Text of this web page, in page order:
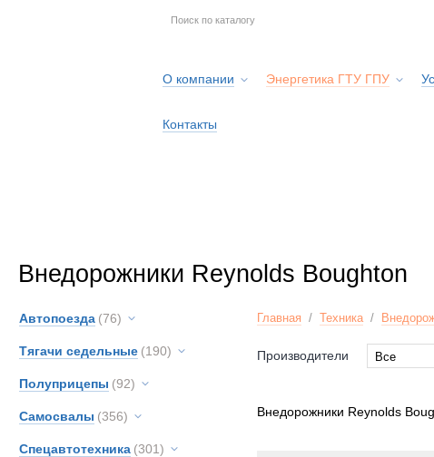
О компании Энергетика ГТУ ГПУ
Контакты
Внедорожники Reynolds Boughton
Автопоезда (76)
Тягачи седельные (190)
Полуприцепы (92)
Самосвалы (356)
Спецавтотехника (301)
Главная / Техника/
Производители
Все
Boughton
Внедорожники Reynolds